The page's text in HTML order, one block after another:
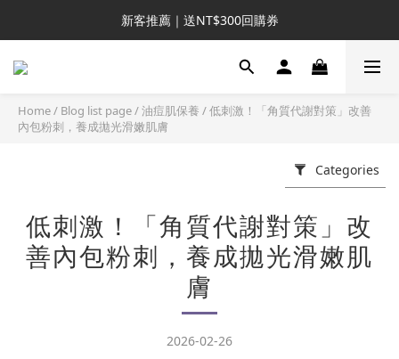
新客推薦｜送NT$300回購券
新客推薦｜送NT$300回購券
升VIP首推｜買4送6起
Home/ Blog list page/油痘肌保養 /低刺激！「角質代謝對策」改善
內包粉刺，養成拋光滑嫩肌膚
Categories
低刺激！「角質代謝對策」改
善內包粉刺，養成拋光滑嫩肌
膚
2026-02-26